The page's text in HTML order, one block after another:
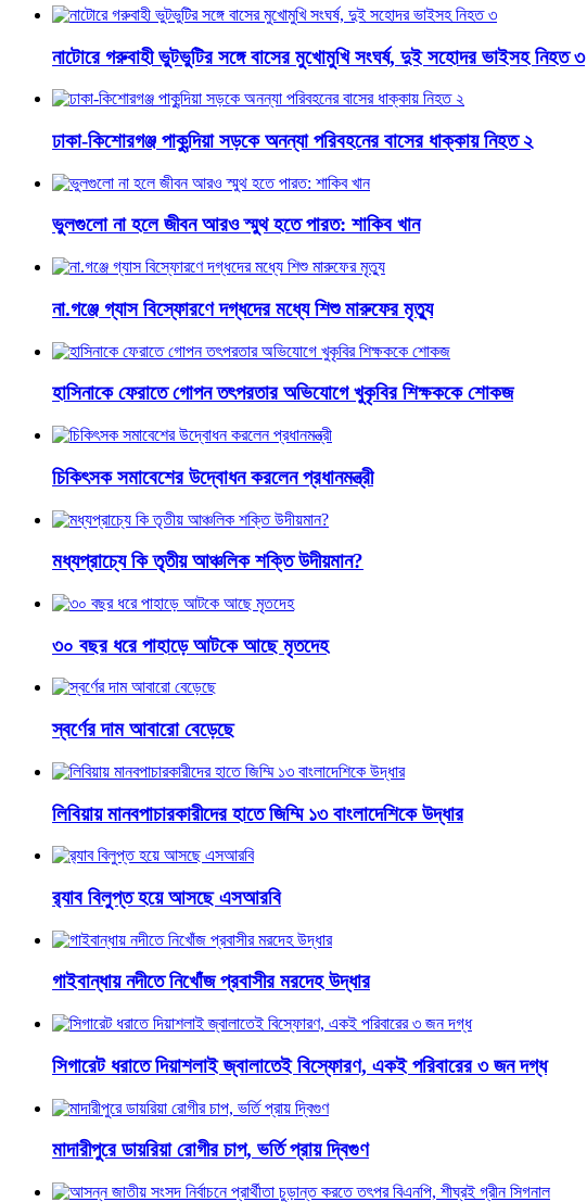
নাটোরে গরুবাহী ভুটভুটির সঙ্গে বাসের মুখোমুখি সংঘর্ষ, দুই সহোদর ভাইসহ নিহত ৩
ঢাকা-কিশোরগঞ্জ পাকুন্দিয়া সড়কে অনন্যা পরিবহনের বাসের ধাক্কায় নিহত ২
ভুলগুলো না হলে জীবন আরও স্মুথ হতে পারত: শাকিব খান
না.গঞ্জে গ্যাস বিস্ফোরণে দগ্ধদের মধ্যে শিশু মারুফের মৃত্যু
হাসিনাকে ফেরাতে গোপন তৎপরতার অভিযোগে খুকৃবির শিক্ষককে শোকজ
চিকিৎসক সমাবেশের উদ্বোধন করলেন প্রধানমন্ত্রী
মধ্যপ্রাচ্যে কি তৃতীয় আঞ্চলিক শক্তি উদীয়মান?
৩০ বছর ধরে পাহাড়ে আটকে আছে মৃতদেহ
স্বর্ণের দাম আবারো বেড়েছে
লিবিয়ায় মানবপাচারকারীদের হাতে জিম্মি ১৩ বাংলাদেশিকে উদ্ধার
র‌্যাব বিলুপ্ত হয়ে আসছে এসআরবি
গাইবান্ধায় নদীতে নিখোঁজ প্রবাসীর মরদেহ উদ্ধার
সিগারেট ধরাতে দিয়াশলাই জ্বালাতেই বিস্ফোরণ, একই পরিবারের ৩ জন দগ্ধ
মাদারীপুরে ডায়রিয়া রোগীর চাপ, ভর্তি প্রায় দ্বিগুণ